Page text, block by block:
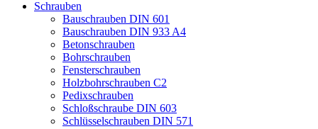
Schrauben
Bauschrauben DIN 601
Bauschrauben DIN 933 A4
Betonschrauben
Bohrschrauben
Fensterschrauben
Holzbohrschrauben C2
Pedixschrauben
Schloßschraube DIN 603
Schlüsselschrauben DIN 571